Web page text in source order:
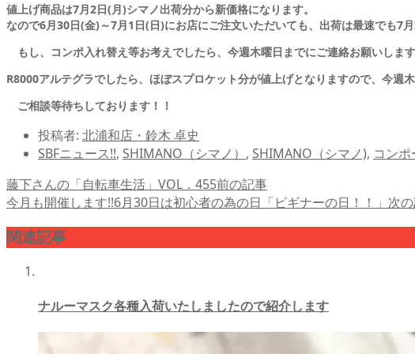
値上げ商品は7月2日(月)シマノ出荷分から新価格になります。
なので6月30日(金)～7月1日(日)にお店にご注文いただいても、出荷は最速でも7
もし、コンポ入れ替え等お考えでしたら、今週木曜日までにご連絡お願いします
R8000アルテグラでしたら、ほぼスプロケット分が値上げとなりますので、今
ご相談等待ちしております！！
投稿者: 北浦和店・鈴木 卓史
SBFニュース!!, SHIMANO（シマノ） , SHIMANO（シマノ), コン
藤下さんの「自転車生活」VOL．455前の記事
今月も開催します!!6月30日は初心者の為の日「ビギナーの日！！」 次
関連記事
ナルーマスク各種入荷いたしましたので紹介します